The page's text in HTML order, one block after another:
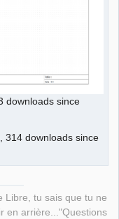
downloads since
314 downloads since
Libre, tu sais que tu ne
en arrière..."Questions